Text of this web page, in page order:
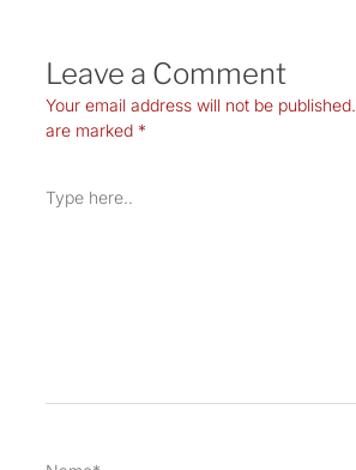
Leave a Comment
Your email address will not be published.
are marked *
here..